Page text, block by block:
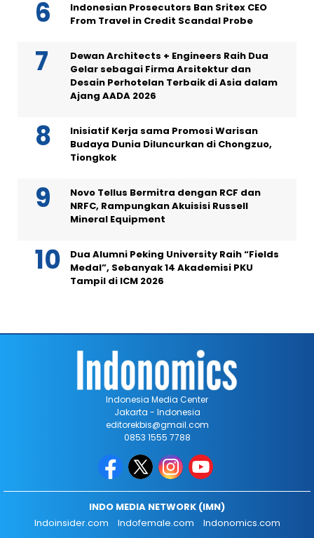
Indonesian Prosecutors Ban Sritex CEO
From Travel in Credit Scandal Probe
Dewan Architects + Engineers Raih Dua
Gelar sebagai Firma Arsitektur dan
Desain Perhotelan Terbaik di Asia dalam
Ajang AADA 2026
Inisiatif Kerja sama Promosi Warisan
Budaya Dunia Diluncurkan di Chongzuo,
Tiongkok
Novo Tellus Bermitra dengan RCF dan
NRFC, Rampungkan Akuisisi Russell
Mineral Equipment
Dua Alumni Peking University Raih “Fields
Medal”, Sebanyak 14 Akademisi PKU
Tampil di ICM 2026
Indonesia Media Center
Jakarta - Indonesia
editorekbis@gmail.com
0853 1555 7788
INDO MEDIA NETWORK (IMN)
Indoinsider.com
Indofemale.com Indonomics.com